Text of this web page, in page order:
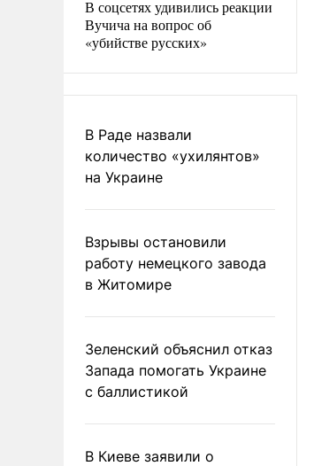
В соцсетях удивились реакции
Вучича на вопрос об
«убийстве русских»
В Раде назвали
количество «ухилянтов»
на Украине
Взрывы остановили
работу немецкого завода
в Житомире
Зеленский объяснил отказ
Запада помогать Украине
с баллистикой
В Киеве заявили о